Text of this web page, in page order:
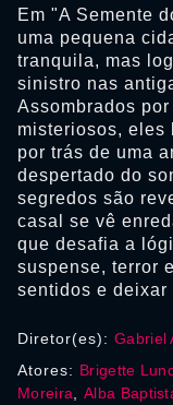
Em "A Semente
uma pequena
tranquila, mas
sinistro nas
Assombrados
misteriosos, eles
por trás de uma
despertado do
segredos são
casal se vê
que desafia a
suspense, terror
sentidos e deixar
Diretor(es): Gabriel
Atores: Brigette
Moreira ,Alba